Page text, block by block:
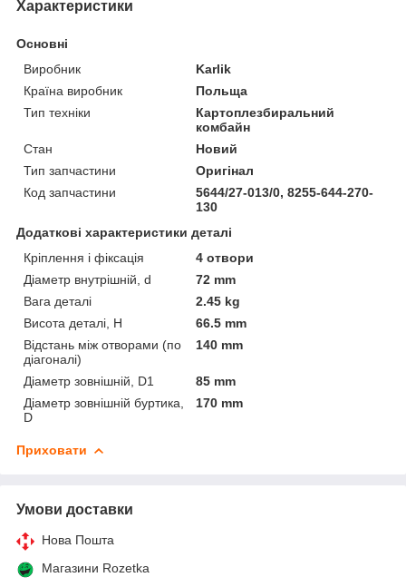
Характеристики
Основні
Виробник
Karlik
Країна виробник
Польща
Тип техніки
Картоплезбиральний
комбайн
Стан
Новий
Тип запчастини
Оригінал
Код запчастини
5644/27-013/0, 8255-644-270-
130
Додаткові характеристики деталі
Кріплення і фіксація
4 отвори
Діаметр внутрішній, d
72 mm
Вага деталі
2.45 kg
Висота деталі, H
66.5 mm
Відстань між отворами (по
діагоналі)
140 mm
Діаметр зовнішній, D1
85 mm
Діаметр зовнішній буртика,
D
170 mm
Приховати
Умови доставки
Нова Пошта
Магазини Rozetka